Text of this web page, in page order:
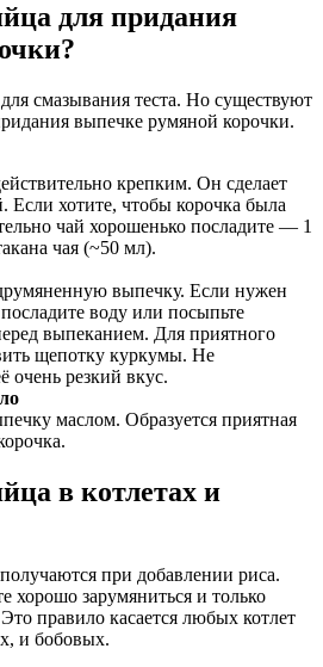
для придания
смазывания теста. Но существуют
выпечке румяной корочки.
крепким. Он сделает
Если хотите, чтобы корочка была
чай хорошенько посладите — 1
чая (~50 мл).
выпечку. Если нужен
посладите воду или посыпьте
выпеканием. Для приятного
щепотку куркумы. Не
очень резкий вкус.
маслом. Образуется приятная
в котлетах и
при добавлении риса.
хорошо зарумяниться и только
правило касается любых котлет
и бобовых.